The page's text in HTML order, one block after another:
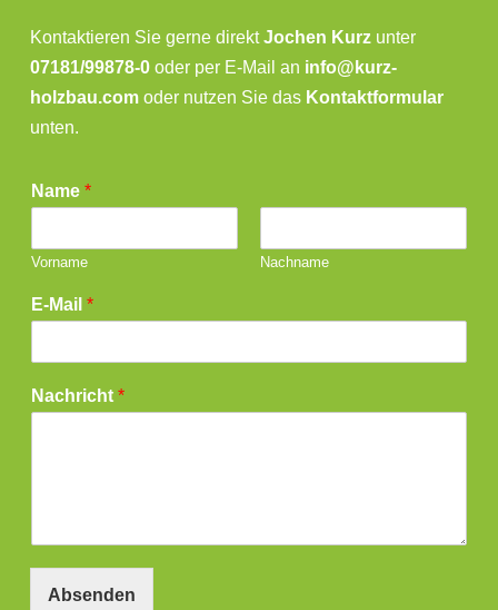
Kontaktieren Sie gerne direktJochen Kurzunter
07181/99878-0oder per E-Mail an info@kurz-
holzbau.com oder nutzen Sie das Kontaktformular
unten.
Name *
Vorname Nachname
E-Mail *
Nachricht *
Absenden